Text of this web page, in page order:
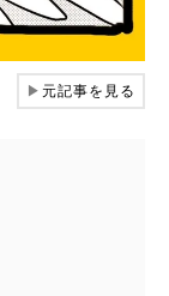
▶元記事を見る